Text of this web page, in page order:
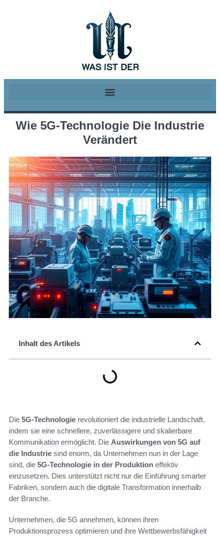
Wie 5G-Technologie Die Industrie
Verändert
Inhalt des Artikels
Die 5G-Technologie revolutioniert die industrielle Landschaft,
indem sie eine schnellere, zuverlässigere und skalierbare
Kommunikation ermöglicht. Die Auswirkungen von 5G auf
die Industrie sind enorm, da Unternehmen nun in der Lage
sind, die 5G-Technologie in der Produktion effektiv
einzusetzen. Dies unterstützt nicht nur die Einführung smarter
Fabriken, sondern auch die digitale Transformation innerhalb
der Branche.
Unternehmen, die 5G annehmen, können ihren
Produktionsprozess optimieren und ihre Wettbewerbsfähigkeit